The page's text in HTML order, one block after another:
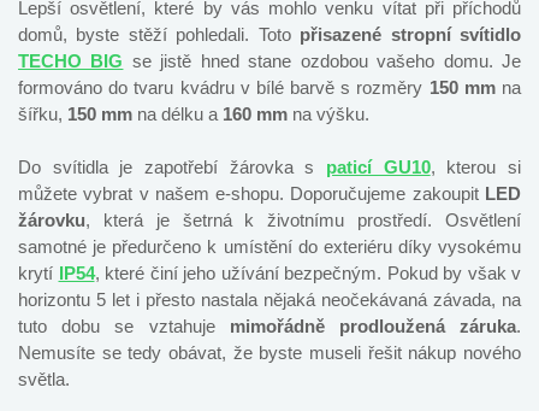
Lepší osvětlení, které by vás mohlo venku vítat při příchodů
domů, byste stěží pohledali. Toto přisazené stropní svítidlo
TECHO BIG se jistě hned stane ozdobou vašeho domu. Je
formováno do tvaru kvádru v bílé barvě s rozměry 150 mm na
šířku, 150 mm na délku a 160 mm na výšku.
Do svítidla je zapotřebí žárovka s paticí GU10, kterou si
můžete vybrat v našem e-shopu. Doporučujeme zakoupit LED
žárovku, která je šetrná k životnímu prostředí. Osvětlení
samotné je předurčeno k umístění do exteriéru díky vysokému
krytí IP54, které činí jeho užívání bezpečným. Pokud by však v
horizontu 5 let i přesto nastala nějaká neočekávaná závada, na
tuto dobu se vztahuje mimořádně prodloužená záruka.
Nemusíte se tedy obávat, že byste museli řešit nákup nového
světla.